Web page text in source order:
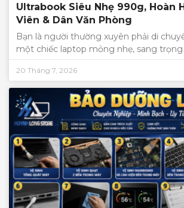
Ultrabook Siêu Nhẹ 990g, Hoàn
Viên & Dân Văn Phòng
Bạn là người thường xuyên phải di
một chiếc laptop mỏng nhẹ, sang
20 Tháng 7, 2026